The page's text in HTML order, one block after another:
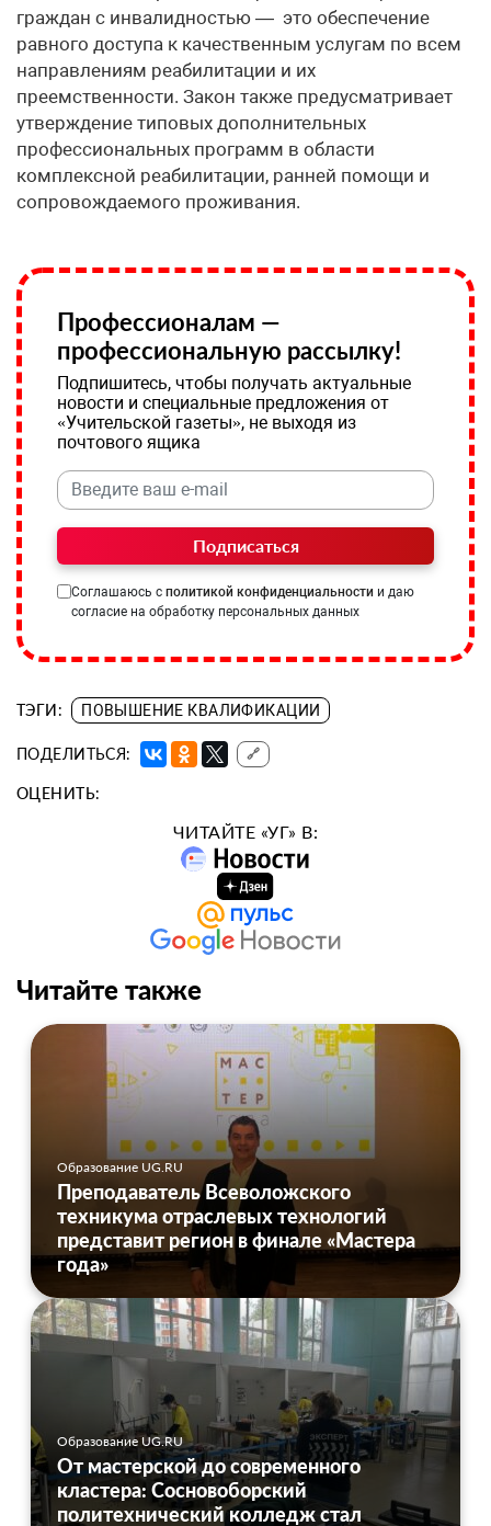
граждан с инвалидностью — это обеспечение
равного доступа к качественным услугам по всем
направлениям реабилитации и их
преемственности. Закон также предусматривает
утверждение типовых дополнительных
профессиональных программ в области
комплексной реабилитации, ранней помощи и
сопровождаемого проживания.
Профессионалам —
профессиональную рассылку!
Подпишитесь, чтобы получать актуальные
новости и специальные предложения от
«Учительской газеты», не выходя из
почтового ящика
Подписаться
Соглашаюсь с политикой конфиденциальности и даю
согласие на обработку персональных данных
ТЭГИ: ПОВЫШЕНИЕ КВАЛИФИКАЦИИ
ПОДЕЛИТЬСЯ: 🔗
ОЦЕНИТЬ:
ЧИТАЙТЕ «УГ» В:
Читайте также
Образование UG.RU
Преподаватель Всеволожского
техникума отраслевых технологий
представит регион в финале «Мастера
года»
Образование UG.RU
От мастерской до современного
кластера: Сосновоборский
политехнический колледж стал